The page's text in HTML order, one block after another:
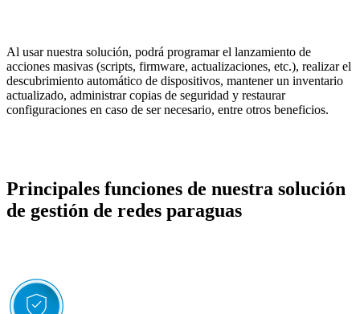
Al usar nuestra solución, podrá programar el lanzamiento de
acciones masivas (scripts, firmware, actualizaciones, etc.), realizar el
descubrimiento automático de dispositivos, mantener un inventario
actualizado, administrar copias de seguridad y restaurar
configuraciones en caso de ser necesario, entre otros beneficios.
Principales funciones de nuestra solución
de gestión de redes paraguas